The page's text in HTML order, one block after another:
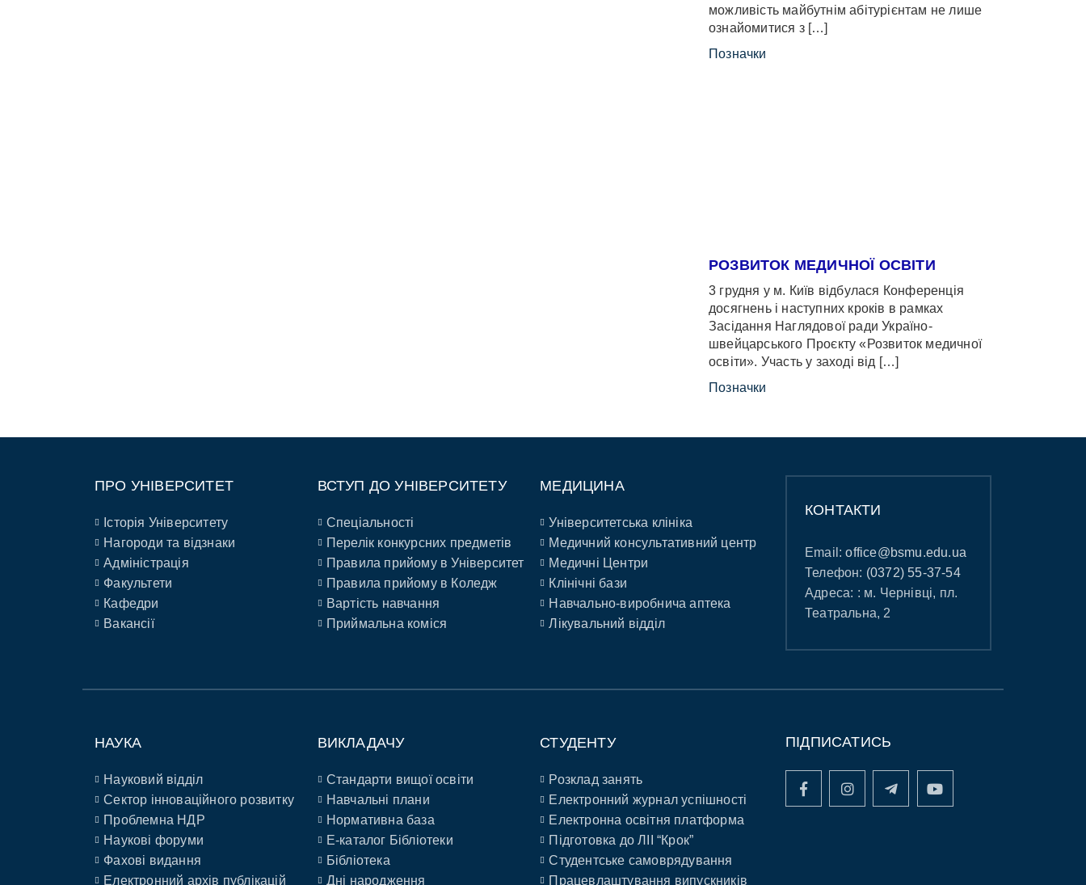
можливість майбутнім абітурієнтам не лише
ознайомитися з […]
Позначки
РОЗВИТОК МЕДИЧНОЇ ОСВІТИ
3 грудня у м. Київ відбулася Конференція
досягнень і наступних кроків в рамках
Засідання Наглядової ради Україно-
швейцарського Проєкту «Розвиток медичної
освіти». Участь у заході від […]
Позначки
ПРО УНІВЕРСИТЕТ
Історія Університету
Нагороди та відзнаки
Адміністрація
Факультети
Кафедри
Вакансії
ВСТУП ДО УНІВЕРСИТЕТУ
Спеціальності
Перелік конкурсних предметів
Правила прийому в Університет
Правила прийому в Коледж
Вартість навчання
Приймальна коміся
МЕДИЦИНА
Університетська клініка
Медичний консультативний центр
Медичні Центри
Клінічні бази
Навчально-виробнича аптека
Лікувальний відділ
КОНТАКТИ
Email:office@bsmu.edu.ua
Телефон: (0372) 55-37-54
Адреса: : м. Чернівці, пл.
Театральна, 2
НАУКА
Науковий відділ
Сектор інноваційного розвитку
Проблемна НДР
Наукові форуми
Фахові видання
Електронний архів публікацій
ВИКЛАДАЧУ
Стандарти вищої освіти
Навчальні плани
Нормативна база
E-каталог Бібліотеки
Бібліотека
Дні народження
СТУДЕНТУ
Розклад занять
Електронний журнал успішності
Електронна освітня платформа
Підготовка до ЛІІ “Крок”
Студентське самоврядування
Працевлаштування випускників
ПІДПИСАТИСЬ